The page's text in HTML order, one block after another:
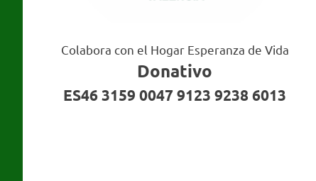
Colabora con el Hogar Esperanza de Vida
Donativo
ES46 3159 0047 9123 9238 6013